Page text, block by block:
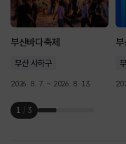
부산바다축제
부산 사하구
2026. 8. 7. ~ 2026. 8. 13.
1 / 3